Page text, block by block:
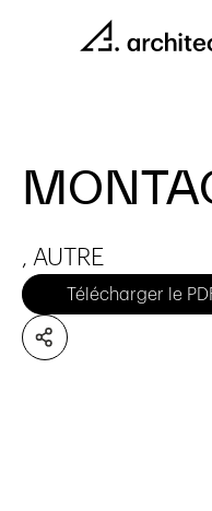
, AUTRE
Télécharger le